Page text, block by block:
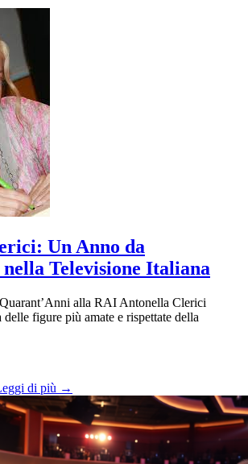
Un Anno da
Televisione Italiana
alla RAI Antonella Clerici
delle figure più amate e rispettate della
di più →